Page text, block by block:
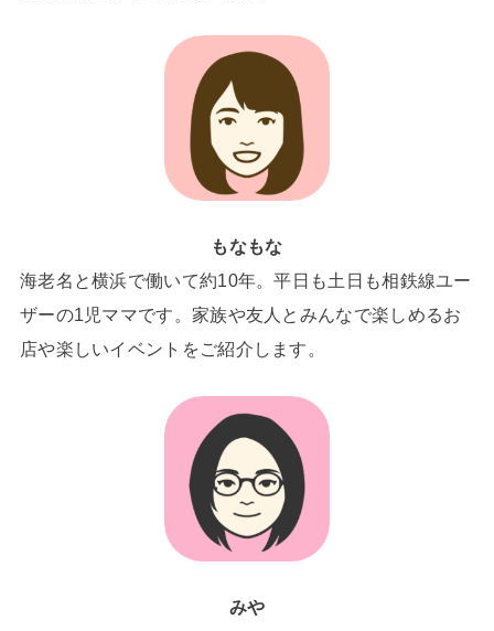
もなもな
海老名と横浜で働いて約10年。平日も土日も相鉄線ユー
ザーの1児ママです。家族や友人とみんなで楽しめるお
店や楽しいイベントをご紹介します。
みや